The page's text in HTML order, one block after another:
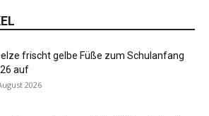
frischt gelbe Füße zum Schulanfang
auf
2026